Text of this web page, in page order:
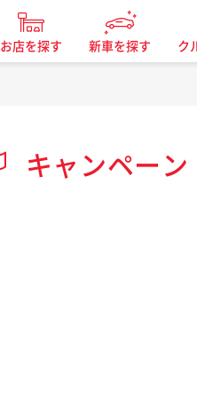
お店を探す 新車を探す ク
キャンペーン